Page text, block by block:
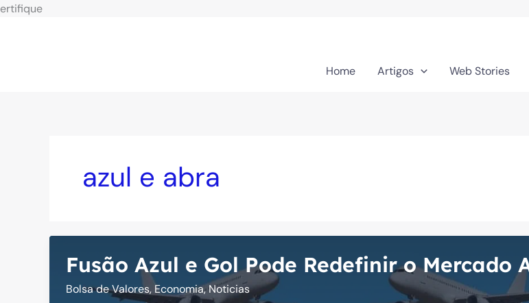
ertifiqueIr
Home Artigos Web Stories
azul e abra
Fusão Azul e Gol Pode Redefinir o Mercado
Bolsa de Valores, Economia,Noticias